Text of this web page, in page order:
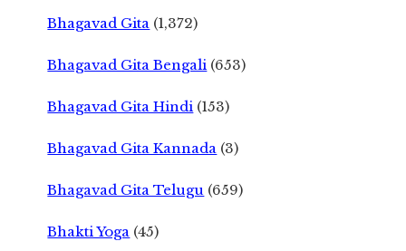
Bhagavad Gita (1,372)
Bhagavad Gita Bengali (653)
Bhagavad Gita Hindi (153)
Bhagavad Gita Kannada (3)
Bhagavad Gita Telugu (659)
Bhakti Yoga (45)